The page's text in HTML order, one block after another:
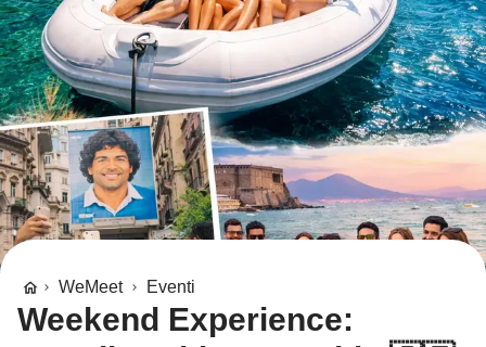
WeMeet Eventi
Weekend Experience: